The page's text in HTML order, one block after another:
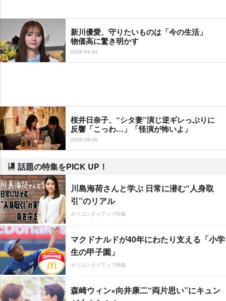
新川優愛、守りたいものは「今の生活」
物価高に驚き明かす
2026-04-24
桜井日奈子、“シタ妻”演じ逆ギレっぷりに
反響「こっわ…」「怪演が怖いよ」
2026-05-08
話題の特集をPICK UP！
川島海荷さんと学ぶ 日常に潜む“人身取
引”のリアル
オリコンタイアップ特集
マクドナルドが40年にわたり支える「小学
生の甲子園」
オリコンタイアップ特集
森崎ウィン×向井康二“両片思い”にキュン